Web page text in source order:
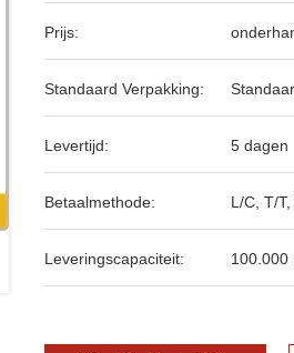
Prijs:
Standaard Verpakking:
Levertijd: 5 dagen
Betaalmethode: L/C, T/
Leveringscapaciteit: 100.000